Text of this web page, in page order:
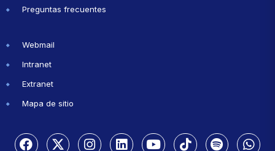
Preguntas frecuentes
Webmail
Intranet
Extranet
Mapa de sitio